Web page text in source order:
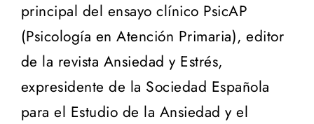
principal del ensayo clínico PsicAP
(Psicología en Atención Primaria), editor
de la revista Ansiedad y Estrés,
expresidente de la Sociedad Española
para el Estudio de la Ansiedad y el